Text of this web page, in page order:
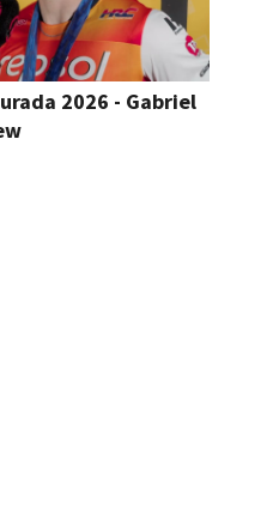
2026 - Gabriel